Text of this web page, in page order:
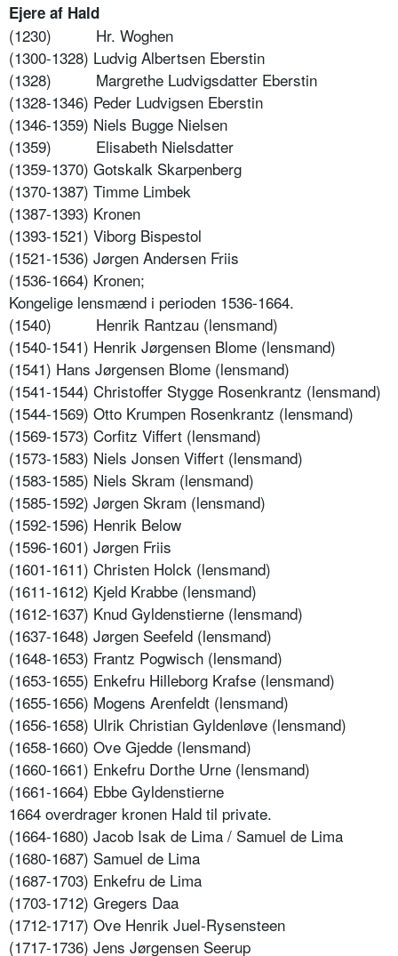
Ejere af Hald
(1230)
Hr. Woghen
(1300-1328) Ludvig Albertsen Eberstin
(1328)
Margrethe Ludvigsdatter Eberstin
(1328-1346) Peder Ludvigsen Eberstin
(1346-1359) Niels Bugge Nielsen
(1359)
Elisabeth Nielsdatter
(1359-1370) Gotskalk Skarpenberg
(1370-1387) Timme Limbek
(1387-1393) Kronen
(1393-1521) Viborg Bispestol
(1521-1536) Jørgen Andersen Friis
(1536-1664) Kronen;
Kongelige lensmænd i perioden 1536-1664.
(1540)
Henrik Rantzau (lensmand)
(1540-1541) Henrik Jørgensen Blome (lensmand)
(1541) Hans Jørgensen Blome (lensmand)
(1541-1544) Christoffer Stygge Rosenkrantz (lensmand)
(1544-1569) Otto Krumpen Rosenkrantz (lensmand)
(1569-1573) Corfitz Viffert (lensmand)
(1573-1583) Niels Jonsen Viffert (lensmand)
(1583-1585) Niels Skram (lensmand)
(1585-1592) Jørgen Skram (lensmand)
(1592-1596) Henrik Below
(1596-1601) Jørgen Friis
(1601-1611) Christen Holck (lensmand)
(1611-1612) Kjeld Krabbe (lensmand)
(1612-1637) Knud Gyldenstierne (lensmand)
(1637-1648) Jørgen Seefeld (lensmand)
(1648-1653) Frantz Pogwisch (lensmand)
(1653-1655) Enkefru Hilleborg Krafse (lensmand)
(1655-1656) Mogens Arenfeldt (lensmand)
(1656-1658) Ulrik Christian Gyldenløve (lensmand)
(1658-1660) Ove Gjedde (lensmand)
(1660-1661) Enkefru Dorthe Urne (lensmand)
(1661-1664) Ebbe Gyldenstierne
1664 overdrager kronen Hald til private.
(1664-1680) Jacob Isak de Lima / Samuel de Lima
(1680-1687) Samuel de Lima
(1687-1703) Enkefru de Lima
(1703-1712) Gregers Daa
(1712-1717) Ove Henrik Juel-Rysensteen
(1717-1736) Jens Jørgensen Seerup